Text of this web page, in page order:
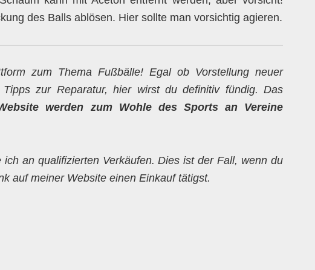
des Balls ablösen. Hier sollte man vorsichtig agieren.
zum Thema Fußbälle! Egal ob Vorstellung neuer
Tipps zur Reparatur, hier wirst du definitiv fündig. Das
werden zum Wohle des Sports an Vereine
ich an qualifizierten Verkäufen. Dies ist der Fall, wenn du
auf meiner Website einen Einkauf tätigst.